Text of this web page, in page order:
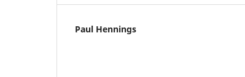
Paul Hennings